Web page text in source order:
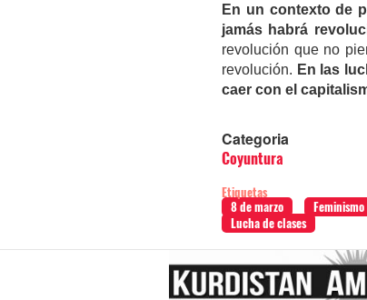
En un contexto de
jamás habrá
revolución que no
revolución. En las
caer con el
Categoria
Coyuntura
Etiquetas
8 de marzo
Lucha de clases